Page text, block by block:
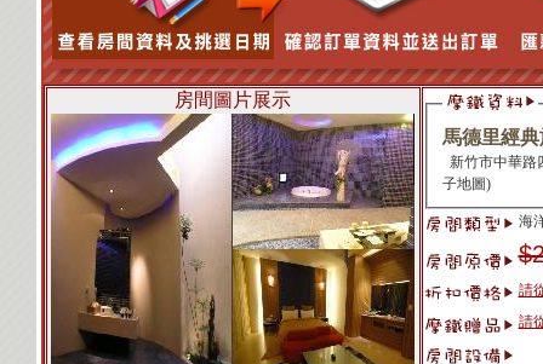
房間圖片展示
馬德里經典
子地圖)
海
請
請